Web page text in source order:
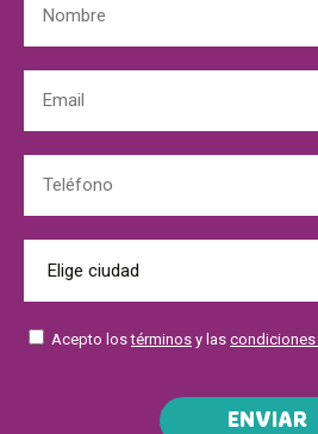
Acepto lostérminos y las condiciones
ENVIAR